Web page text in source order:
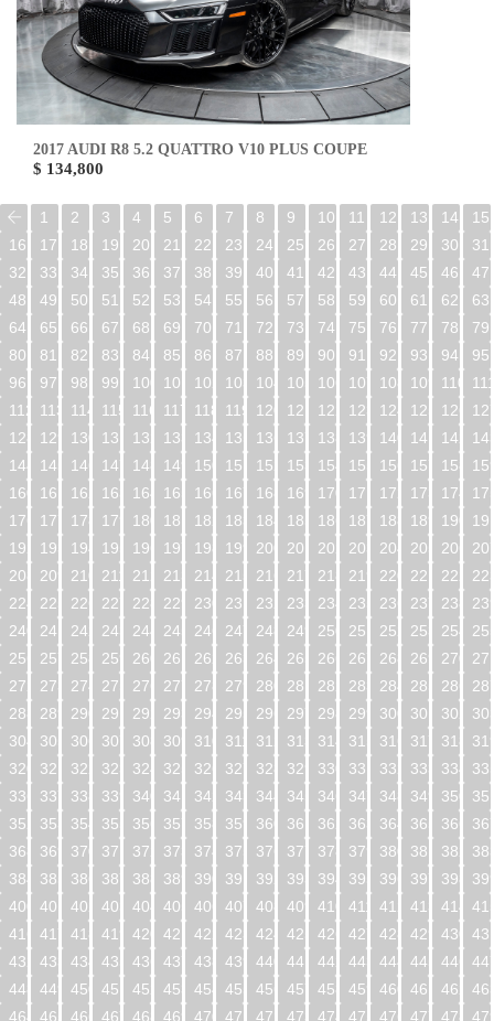
2017 AUDI R8 5.2 QUATTRO V10 PLUS COUPE
$ 134,800
1 2 3 4 5 6 7 8 9 10 11 12 13 14
15
16
17 18 19 20 21 22 23 24 25 26 27 28 29 30
31
32
33 34 35 36 37 38 39 40 41 42 43 44 45 46
47
48
49 50 51 52 53 54 55 56 57 58 59 60 61 62
63
64
65 66 67 68 69 70 71 72 73 74 75 76 77 78
79
80
81 82 83 84 85 86 87 88 89 90 91 92 93 94
95
96
97 98 99 100 101 102 103 104 105 106 107 108 109 110
112
113 114 115 116 117 118 119 120 121 122 123 124 125 126
128
129 130 131 132 133 134 135 136 137 138 139 140 141 142
144
145 146 147 148 149 150 151 152 153 154 155 156 157 158
160
161 162 163 164 165 166 167 168 169 170 171 172 173 174
176
177 178 179 180 181 182 183 184 185 186 187 188 189 190
192
193 194 195 196 197 198 199 200 201 202 203 204 205 206
208
209 210 211 212 213 214 215 216 217 218 219 220 221 222
224
225 226 227 228 229 230 231 232 233 234 235 236 237 238
240
241 242 243 244 245 246 247 248 249 250 251 252 253 254
256
257 258 259 260 261 262 263 264 265 266 267 268 269 270
272
273 274 275 276 277 278 279 280 281 282 283 284 285 286
288
289 290 291 292 293 294 295 296 297 298 299 300 301 302
304
305 306 307 308 309 310 311 312 313 314 315 316 317 318
320
321 322 323 324 325 326 327 328 329 330 331 332 333 334
336
337 338 339 340 341 342 343 344 345 346 347 348 349 350
352
353 354 355 356 357 358 359 360 361 362 363 364 365 366
368
369 370 371 372 373 374 375 376 377 378 379 380 381 382
384
385 386 387 388 389 390 391 392 393 394 395 396 397 398
400
401 402 403 404 405 406 407 408 409 410 411 412 413 414
416
417 418 419 420 421 422 423 424 425 426 427 428 429 430
432
433 434 435 436 437 438 439 440 441 442 443 444 445 446
448
449 450 451 452 453 454 455 456 457 458 459 460 461 462
464
465 466 467 468 469 470 471 472 473 474 475 476 477 478